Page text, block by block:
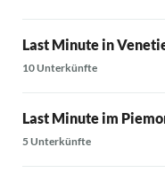
Last Minute in
10 Unterkünfte
Last Minute im
5 Unterkünfte